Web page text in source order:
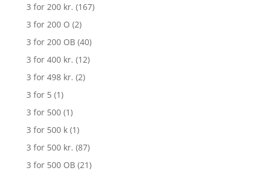
3 for 200 kr. (167)
3 for 200 O (2)
3 for 200 OB (40)
3 for 400 kr. (12)
3 for 498 kr. (2)
3 for 5 (1)
3 for 500 (1)
3 for 500 k (1)
3 for 500 kr. (87)
3 for 500 OB (21)